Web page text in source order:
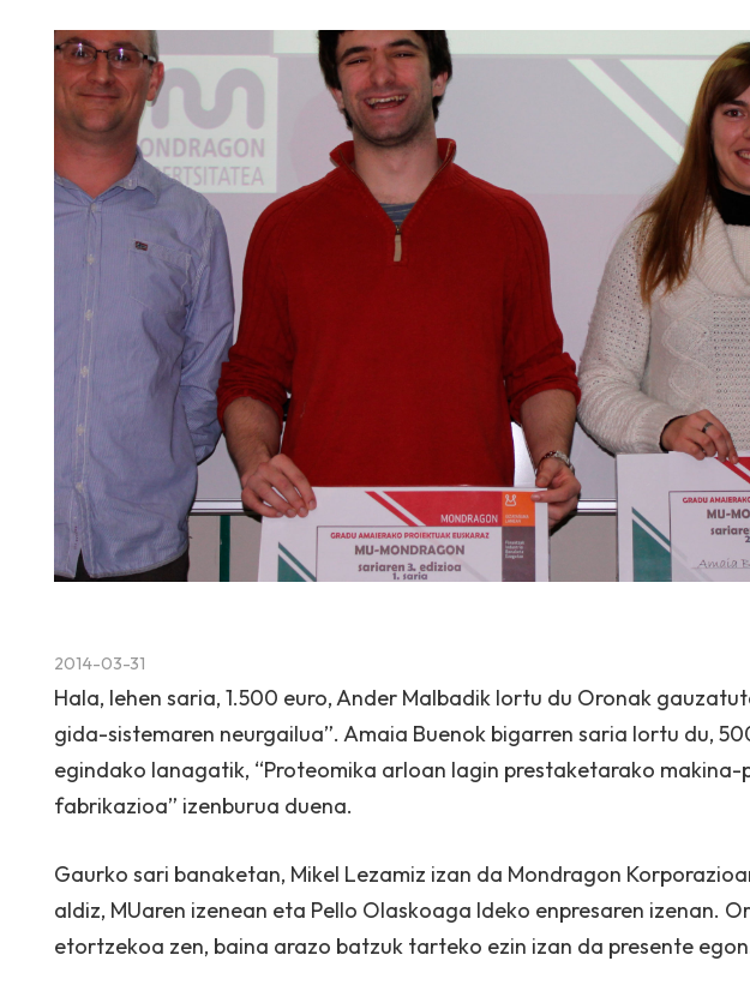
2014-03-31
Hala, lehen saria, 1.500 euro, Ander Malbadik lortu du Oronak
gida-sistemaren neurgailua”. Amaia Buenok bigarren saria lortu du,
egindako lanagatik, “Proteomika arloan lagin prestaketarako
fabrikazioa” izenburua duena.
Gaurko sari banaketan, Mikel Lezamiz izan da Mondragon
aldiz, MUaren izenean eta Pello Olaskoaga Ideko enpresaren izenan.
etortzekoa zen, baina arazo batzuk tarteko ezin izan da presente